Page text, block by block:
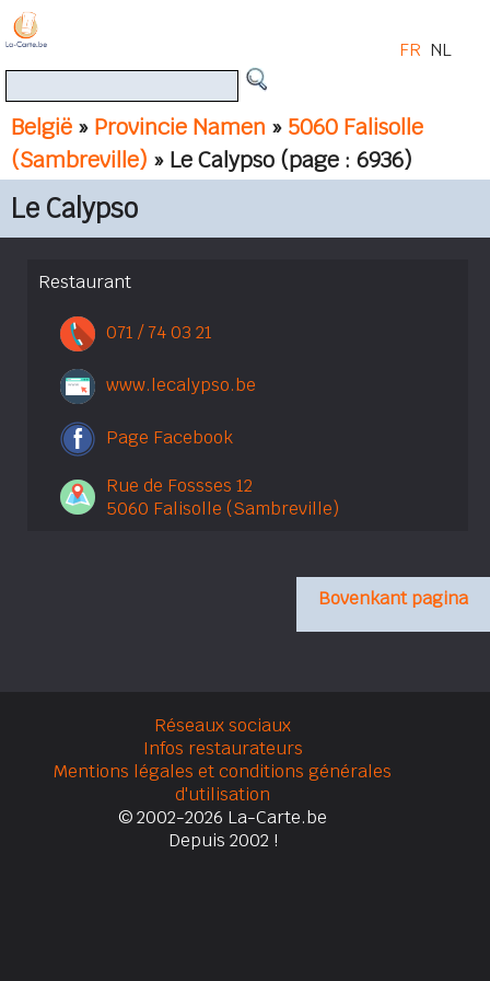
België » Provincie Namen » 5060 Falisolle
(Sambreville) » Le Calypso (page : 6936)
FR NL
Le Calypso
Restaurant
071 / 74 03 21
www.lecalypso.be
Page Facebook
Rue de Fossses 12
5060 Falisolle (Sambreville)
Bovenkant pagina
Réseaux sociaux
Infos restaurateurs
Mentions légales et conditions générales
d'utilisation
© 2002-2026 La-Carte.be
Depuis 2002 !